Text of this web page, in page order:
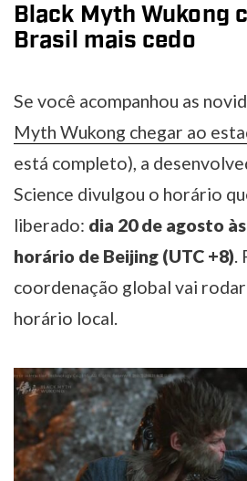
Black Myth Wukong
Brasil mais cedo
Se você acompanhou as
Myth Wukong chegar ao
está completo), a
Science divulgou o horário
liberado: dia 20 de agosto
horário de Beijing (UTC +8).
coordenação global vai
horário local.